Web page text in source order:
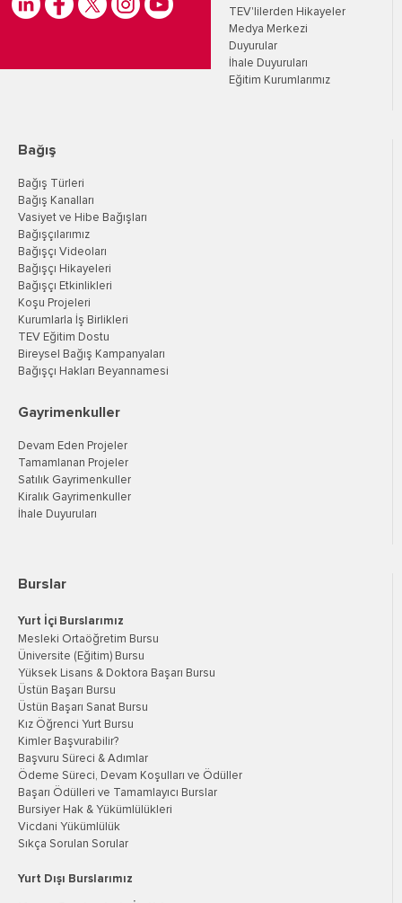
TEV'lilerden Hikayeler
Medya Merkezi
Duyurular
İhale Duyuruları
Eğitim Kurumlarımız
Bağış
Bağış Türleri
Bağış Kanalları
Vasiyet ve Hibe Bağışları
Bağışçılarımız
Bağışçı Videoları
Bağışçı Hikayeleri
Bağışçı Etkinlikleri
Koşu Projeleri
Kurumlarla İş Birlikleri
TEV Eğitim Dostu
Bireysel Bağış Kampanyaları
Bağışçı Hakları Beyannamesi
Gayrimenkuller
Devam Eden Projeler
Tamamlanan Projeler
Satılık Gayrimenkuller
Kiralık Gayrimenkuller
İhale Duyuruları
Burslar
Yurt İçi Burslarımız
Mesleki Ortaöğretim Bursu
Üniversite (Eğitim) Bursu
Yüksek Lisans & Doktora Başarı Bursu
Üstün Başarı Bursu
Üstün Başarı Sanat Bursu
Kız Öğrenci Yurt Bursu
Kimler Başvurabilir?
Başvuru Süreci & Adımlar
Ödeme Süreci, Devam Koşulları ve Ödüller
Başarı Ödülleri ve Tamamlayıcı Burslar
Bursiyer Hak & Yükümlülükleri
Vicdani Yükümlülük
Sıkça Sorulan Sorular
Yurt Dışı Burslarımız